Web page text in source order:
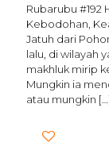
Rubarubu #192
Kebodohan,
Jatuh dari
lalu, di wilayah
makhluk mirip
Mungkin ia
atau mungkin